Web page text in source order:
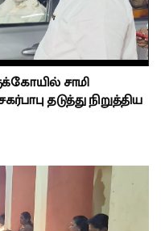
சாமி
தடுத்து நிறுத்திய